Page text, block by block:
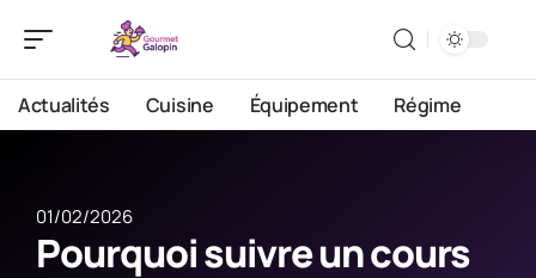
Actualités Cuisine Équipement Régime
01/02/2026
Pourquoi suivre un cours